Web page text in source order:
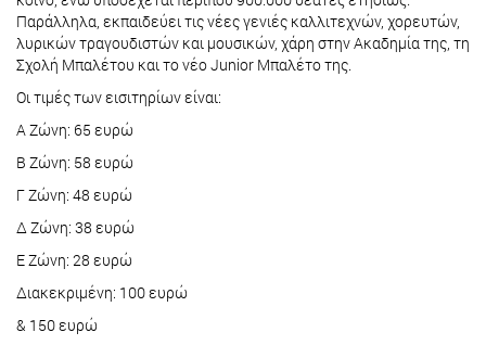
Παράλληλα, εκπαιδεύει τις νέες γενιές καλλιτεχνών, χορευτών,
λυρικών τραγουδιστών και μουσικών, χάρη στην Ακαδημία της, τη
Σχολή Μπαλέτου και το νέο Junior Μπαλέτο της.
Οι τιμές των εισιτηρίων είναι:
Α Ζώνη: 65 ευρώ
Β Ζώνη: 58 ευρώ
Γ Ζώνη: 48 ευρώ
Δ Ζώνη: 38 ευρώ
Ε Ζώνη: 28 ευρώ
Διακεκριμένη: 100 ευρώ
& 150 ευρώ